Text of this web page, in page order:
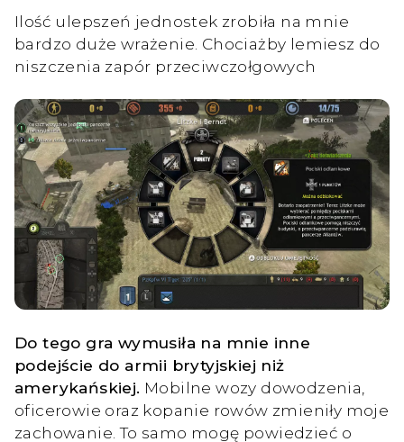
Ilość ulepszeń jednostek zrobiła na mnie
bardzo duże wrażenie. Chociażby lemiesz do
niszczenia zapór przeciwczołgowych
Do tego gra wymusiła na mnie inne
podejście do armii brytyjskiej niż
amerykańskiej. Mobilne wozy dowodzenia,
oficerowie oraz kopanie rowów zmieniły moje
zachowanie. To samo mogę powiedzieć o